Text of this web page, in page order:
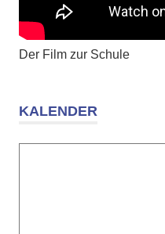
Der Film zur Schule
KALENDER